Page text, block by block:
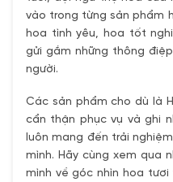
vào trong từng sản phẩm
hoa tình yêu, hoa tốt
gửi gắm những thông
người.
Các sản phẩm cho dù là
cẩn thận phục vụ và ghi
luôn mang đến trải
mình. Hãy cùng xem qua
mình về góc nhìn hoa